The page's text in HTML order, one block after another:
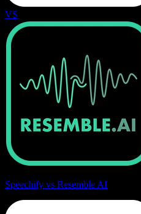
VS
Speechify vs Resemble AI